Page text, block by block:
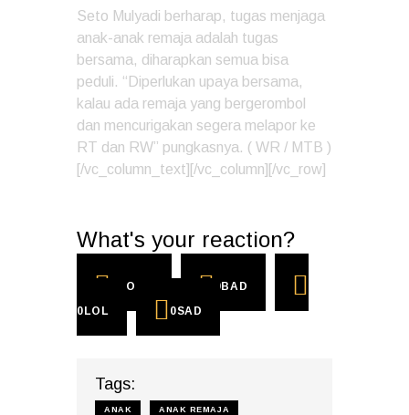
Seto Mulyadi berharap, tugas menjaga
anak-anak remaja adalah tugas
bersama, diharapkan semua bisa
peduli. “Diperlukan upaya bersama,
kalau ada remaja yang bergerombol
dan mencurigakan segera melapor ke
RT dan RW” pungkasnya. ( WR / MTB )
[/vc_column_text][/vc_column][/vc_row]
What's your reaction?
COOL 0BAD
0 LOL 0SAD
Tags:
ANAK ANAK REMAJA